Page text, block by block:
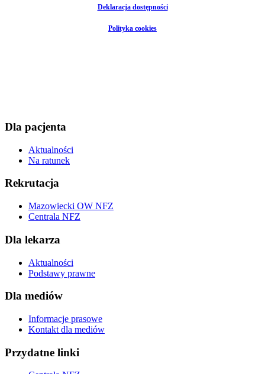
Deklaracja dostępności
Polityka cookies
Dla pacjenta
Aktualności
Na ratunek
Rekrutacja
Mazowiecki OW NFZ
Centrala NFZ
Dla lekarza
Aktualności
Podstawy prawne
Dla mediów
Informacje prasowe
Kontakt dla mediów
Przydatne linki